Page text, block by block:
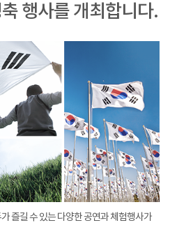
행사를 개최합니다.
즐길 수 있는 다양한 공연과 체험행사가